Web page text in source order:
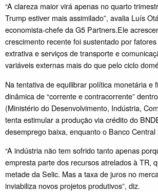
“A clareza maior virá apenas no quarto
Trump estiver mais assimilado”, avalia Luís
economista-chefe da G5 Partners.Ele
crescimento recente foi sustentado por
extrativa e serviços de transporte e
variáveis externas mais do que pelo ciclo
Na tentativa de equilibrar política monetária e
dinâmica de “corrente e contracorrente”
(Ministério do Desenvolvimento, Indústria,
tenta estimular a produção via crédito do
desemprego baixa, enquanto o Banco
“A indústria não tem sofrido tanto apenas
empresta parte dos recursos atrelados à TR,
metade da Selic. Mas a taxa de juros no
inviabiliza novos projetos produtivos”, diz.